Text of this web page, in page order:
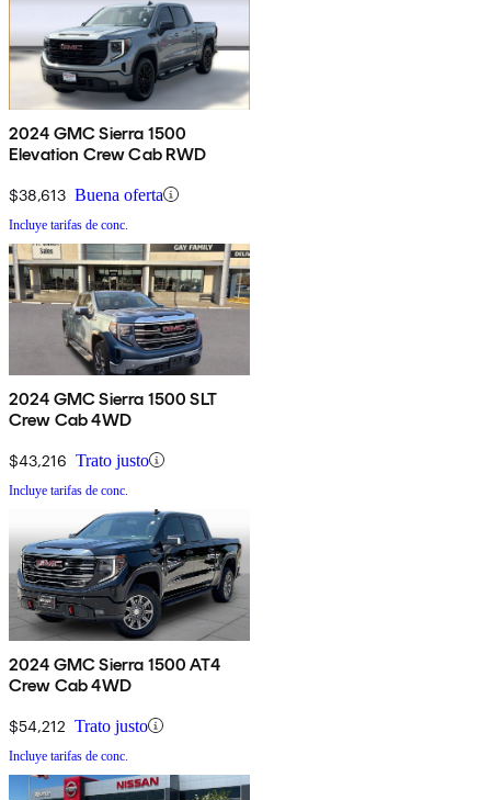
2024 GMC Sierra 1500
Elevation Crew Cab RWD
$38,613 Buena oferta
Incluye tarifas de conc.
2024 GMC Sierra 1500 SLT
Crew Cab 4WD
$43,216 Trato justo
Incluye tarifas de conc.
2024 GMC Sierra 1500 AT4
Crew Cab 4WD
$54,212 Trato justo
Incluye tarifas de conc.